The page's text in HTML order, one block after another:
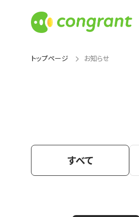
トップページ お知らせ
すべて